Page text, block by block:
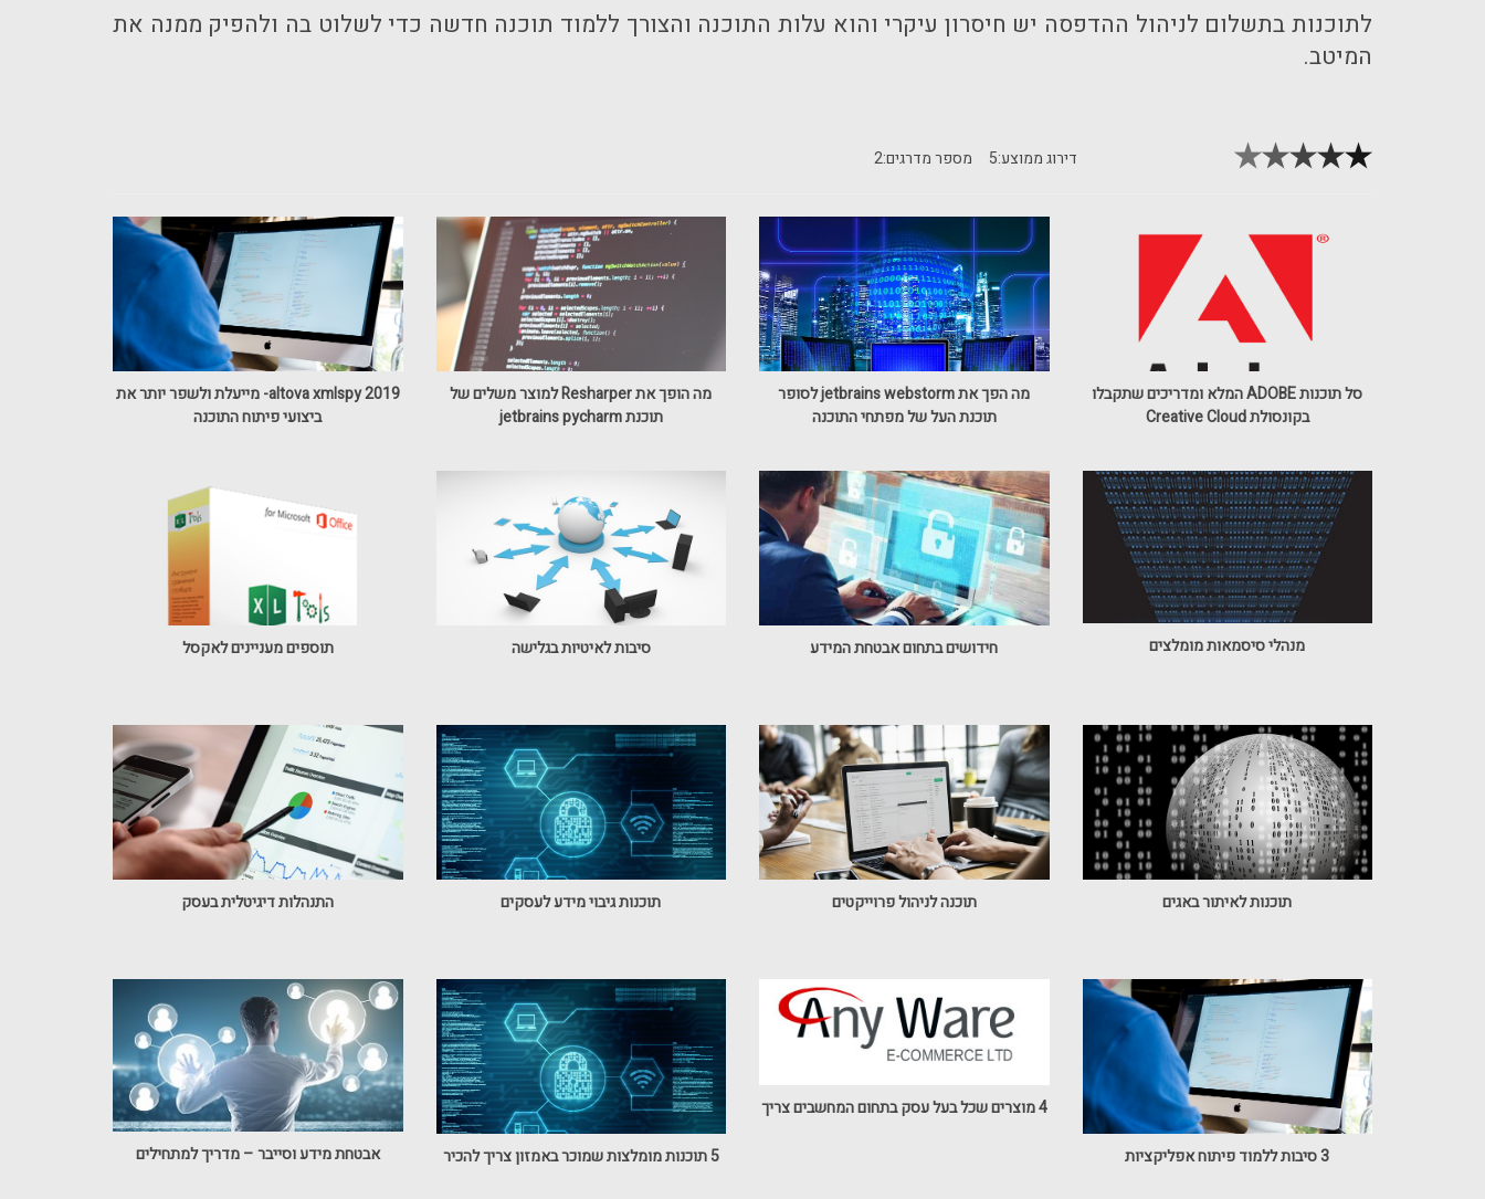
לתוכנות בתשלום לניהול ההדפסה יש חיסרון עיקרי והוא עלות התוכנה והצורך ללמוד תוכנה חדשה כדי לשלוט בה ולהפיק ממנה את
המיטב.
מספר מדרגים:2 דירוג ממוצע:5
סל תוכנות ADOBE המלא ומדריכים שתקבלו
בקונסולת Creative Cloud
מה הפך את jetbrains webstorm לסופר
תוכנת העל של מפתחי התוכנה
מה הופך את Resharper למוצר משלים של
תוכנת jetbrains pycharm
altova xmlspy 2019- מייעלת ולשפר יותר את
ביצועי פיתוח התוכנה
מנהלי סיסמאות מומלצים חידושים בתחום אבטחת המידע סיבות לאיטיות בגלישה תוספים מעניינים לאקסל
תוכנות לאיתור באגים תוכנה לניהול פרוייקטים תוכנות גיבוי מידע לעסקים התנהלות דיגיטלית בעסק
3 סיבות ללמוד פיתוח אפליקציות
4 מוצרים שכל בעל עסק בתחום המחשבים צריך
5 תוכנות מומלצות שמוכר באמזון צריך להכיר אבטחת מידע וסייבר – מדריך למתחילים